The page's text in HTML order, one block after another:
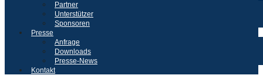
Partner
Unterstützer
Sponsoren
Presse
Anfrage
Downloads
Presse-News
Kontakt